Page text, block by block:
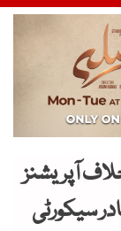
آپریشنز
دہشت گرد ہلاک، 10 بہادر سیکورٹی